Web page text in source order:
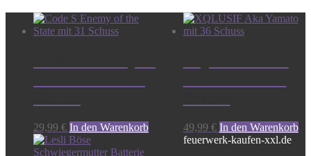
29,99 € In den Warenkorb 49,99 € In den Warenkorb
feuerwerk-kaufen-xxl.de